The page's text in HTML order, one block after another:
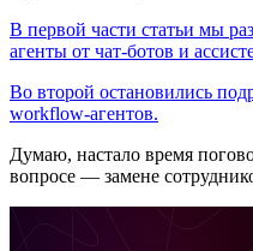
В первой части статьи мы
агенты от чат-ботов и
Во второй остановились
workflow-агентов.
Думаю, настало время
вопросе — замене